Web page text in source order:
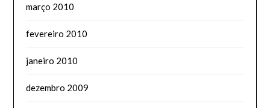
março 2010
fevereiro 2010
janeiro 2010
dezembro 2009